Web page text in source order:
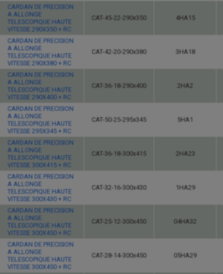
CARDAN DE PRECISION
A ALLONGE
TELESCOPIQUE HAUTE
VITESSE 290X350 + RC
CAT-45-22-290x350 4HA15
CARDAN DE PRECISION
A ALLONGE
TELESCOPIQUE HAUTE
VITESSE 290X380 + RC
CAT-42-20-290x380 3HA18
CARDAN DE PRECISION
A ALLONGE
TELESCOPIQUE HAUTE
VITESSE 290X400 + RC
CAT-36-18-290x400 2HA2
CARDAN DE PRECISION
A ALLONGE
TELESCOPIQUE HAUTE
VITESSE 295X345 + RC
CAT-50-25-295x345 5HA1
CARDAN DE PRECISION
A ALLONGE
TELESCOPIQUE HAUTE
VITESSE 300X415 + RC
CAT-36-18-300x415 2HA23
CARDAN DE PRECISION
A ALLONGE
TELESCOPIQUE HAUTE
VITESSE 300X430 + RC
CAT-32-16-300x430 1HA29
CARDAN DE PRECISION
A ALLONGE
TELESCOPIQUE HAUTE
VITESSE 300X450 + RC
CAT-25-12-300x450 04HA32
CARDAN DE PRECISION
A ALLONGE
TELESCOPIQUE HAUTE
VITESSE 300X450 + RC
CAT-28-14-300x450 05HA29